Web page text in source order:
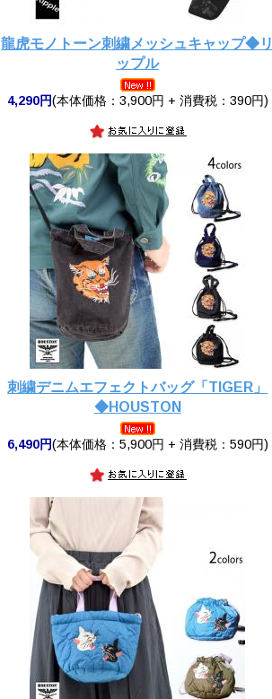
龍虎モノトーン刺繍メッシュキャップ◆リ
ップル
4,290円(本体価格：3,900円 + 消費税：390円)
刺繍デニムエフェクトバッグ「TIGER」
◆HOUSTON
6,490円(本体価格：5,900円 + 消費税：590円)